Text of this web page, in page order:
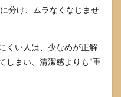
分け、ムラなくなじませ
くい人は、少なめが正解
しまい、清潔感よりも“重